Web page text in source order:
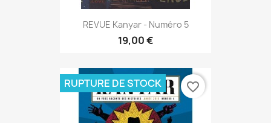
REVUE Kanyar - Numéro 5
19,00 €
RUPTURE DE STOCK favorite_border